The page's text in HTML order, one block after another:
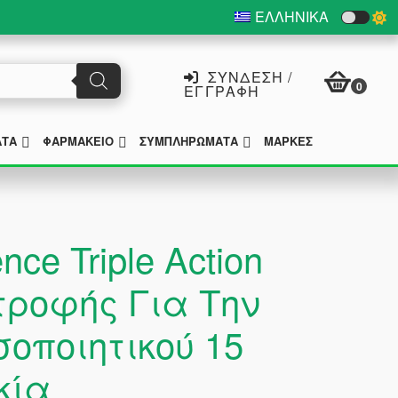
ΕΛΛΗΝΙΚΆ
ΣΎΝΔΕΣΗ /
ΕΓΓΡΑΦΉ 0
SUBMENU
ΦΑΡΜΑΚΕΊΟ SUBMENU
ΣΥΜΠΛΗΡΏΜΑΤΑ SUBMENU
ΜΆΡΚΕΣ
Triple Action
Για Την
15